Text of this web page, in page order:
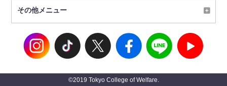
その他メニュー
©2019 Tokyo College of Welfare.